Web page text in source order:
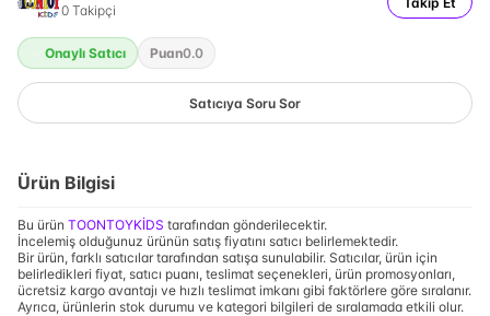
0 Takipçi
Onaylı Satıcı Puan0.0
Satıcıya Soru Sor
Ürün Bilgisi
Bu ürün TOONTOYKİDS tarafından gönderilecektir.
İncelemiş olduğunuz ürünün satış fiyatını satıcı belirlemektedir.
Bir ürün, farklı satıcılar tarafından satışa sunulabilir. Satıcılar, ürün için
belirledikleri fiyat, satıcı puanı, teslimat seçenekleri, ürün promosyonları,
ücretsiz kargo avantajı ve hızlı teslimat imkanı gibi faktörlere göre sıralanır.
Ayrıca, ürünlerin stok durumu ve kategori bilgileri de sıralamada etkili olur.